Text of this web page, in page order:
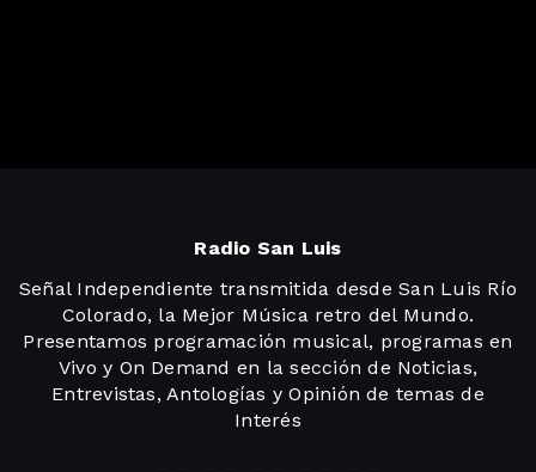
Radio San Luis
Señal Independiente transmitida desde San Luis Río
Colorado, la Mejor Música retro del Mundo.
Presentamos programación musical, programas en
Vivo y On Demand en la sección de Noticias,
Entrevistas, Antologías y Opinión de temas de
Interés